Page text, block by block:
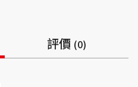
評價 (0)